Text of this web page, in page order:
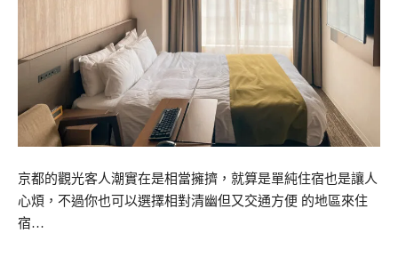
京都的觀光客人潮實在是相當擁擠，就算是單純住宿也是讓人
心煩，不過你也可以選擇相對清幽但又交通方便 的地區來住
宿…